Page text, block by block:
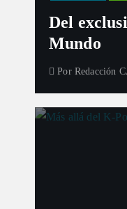
Del
Mundo
Por Redacción